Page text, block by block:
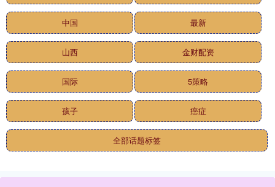
中国 最新
山西 金财配资
国际 5策略
孩子 癌症
全部话题标签